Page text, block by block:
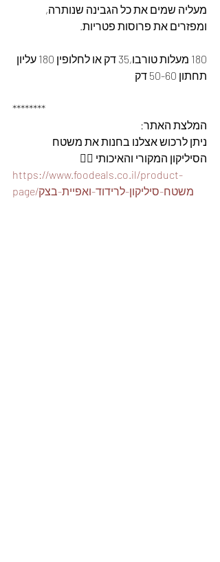
מעליה שמים את כל הגבינה שנותרה,
ומפזרים את פרוסות פטריות.
180 מעלות טורבו,35 דק או לחלופין 180 עליון
תחתון 50-60 דק
********
המלצת האתר:
ניתן לרכוש אצלנו בחנות את משטח
הסיליקון המקורי והאיכותי 👇🏽
https://www.foodeals.co.il/product-
page/משטח-סיליקון-לרידוד-ואפיית-בצק